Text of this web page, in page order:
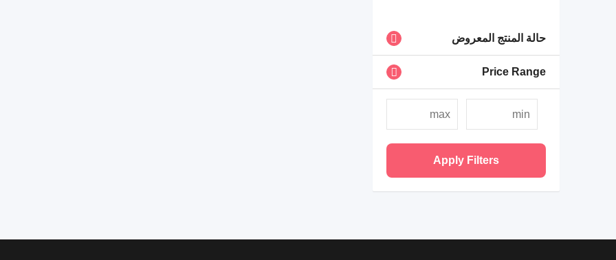
حالة المنتج المعروض
Price Range
Apply Filters